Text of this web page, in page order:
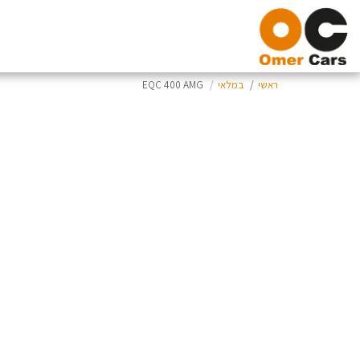
ראשי במלאי EQC 400 AMG